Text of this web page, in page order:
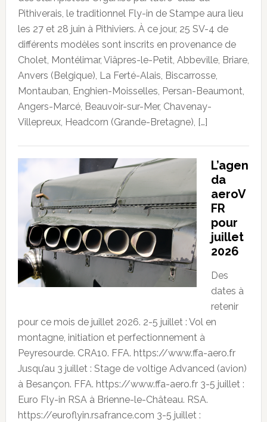
Pithiverais, le traditionnel Fly-in de Stampe aura lieu
les 27 et 28 juin à Pithiviers. À ce jour, 25 SV-4 de
différents modèles sont inscrits en provenance de
Cholet, Montélimar, Viâpres-le-Petit, Abbeville, Briare,
Anvers (Belgique), La Ferté-Alais, Biscarrosse,
Montauban, Enghien-Moisselles, Persan-Beaumont,
Angers-Marcé, Beauvoir-sur-Mer, Chavenay-
Villepreux, Headcorn (Grande-Bretagne), […]
L’agen
da
aeroV
FR
pour
juillet
2026
Des
dates à
retenir
pour ce mois de juillet 2026. 2-5 juillet : Vol en
montagne, initiation et perfectionnement à
Peyresourde. CRA10. FFA. https://www.ffa-aero.fr
Jusqu’au 3 juillet : Stage de voltige Advanced (avion)
à Besançon. FFA. https://www.ffa-aero.fr 3-5 juillet :
Euro Fly-in RSA à Brienne-le-Château. RSA.
https://euroflyin.rsafrance.com 3-5 juillet :